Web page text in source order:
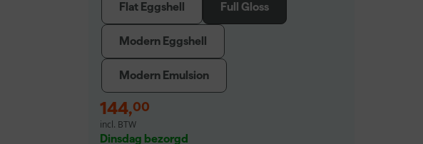
Flat Eggshell Full Gloss
Modern Eggshell
Modern Emulsion
144,00
incl. BTW
Dinsdag bezorgd